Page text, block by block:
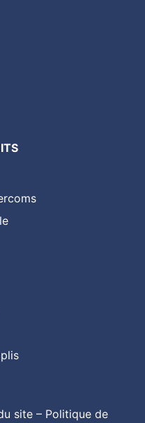
site– Politique de